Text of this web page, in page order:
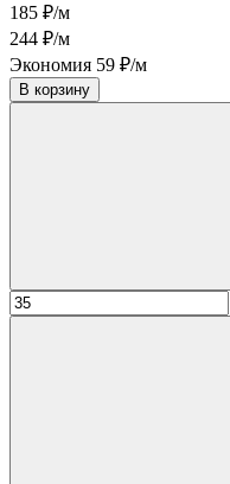
185 ₽/м
244 ₽/м
Экономия 59 ₽/м
В корзину